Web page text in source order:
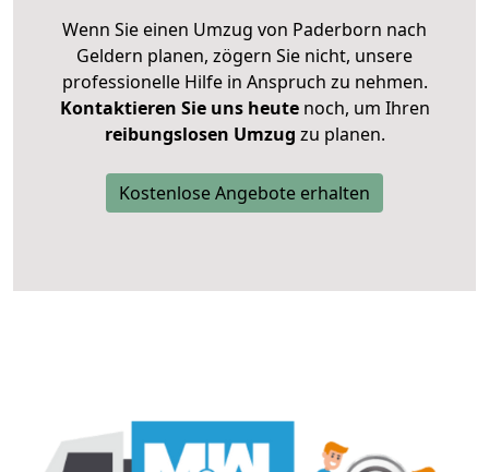
Wenn Sie einen Umzug von Paderborn nach
Geldern planen, zögern Sie nicht, unsere
professionelle Hilfe in Anspruch zu nehmen.
Kontaktieren Sie uns heutenoch, um Ihren
reibungslosen Umzug zu planen.
Kostenlose Angebote erhalten